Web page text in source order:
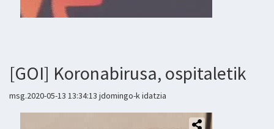
[GOI] Koronabirusa, ospitaletik
msg.2020-05-13 13:34:13 jdomingo-k idatzia